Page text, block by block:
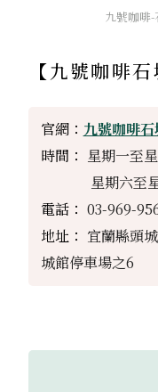
九號咖啡
【九號咖啡石
官網： 九號咖啡
時間： 星期一至
星期六至星
電話： 03-969-
地址： 宜蘭縣頭
城館停車場之6